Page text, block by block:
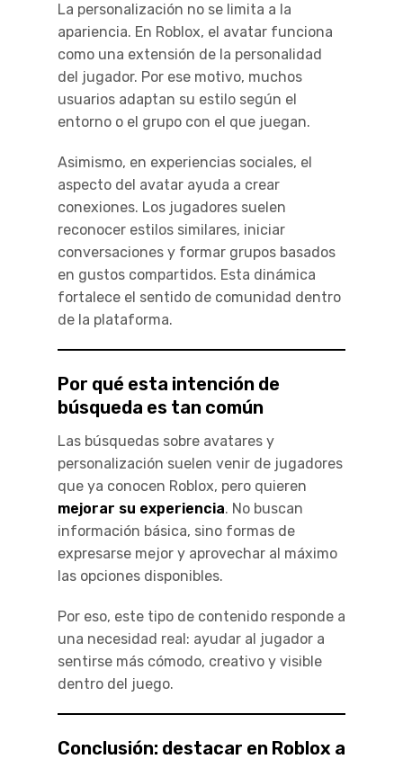
La personalización no se limita a la
apariencia. En Roblox, el avatar funciona
como una extensión de la personalidad
del jugador. Por ese motivo, muchos
usuarios adaptan su estilo según el
entorno o el grupo con el que juegan.
Asimismo, en experiencias sociales, el
aspecto del avatar ayuda a crear
conexiones. Los jugadores suelen
reconocer estilos similares, iniciar
conversaciones y formar grupos basados
en gustos compartidos. Esta dinámica
fortalece el sentido de comunidad dentro
de la plataforma.
Por qué esta intención de
búsqueda es tan común
Las búsquedas sobre avatares y
personalización suelen venir de jugadores
que ya conocen Roblox, pero quieren
mejorar su experiencia. No buscan
información básica, sino formas de
expresarse mejor y aprovechar al máximo
las opciones disponibles.
Por eso, este tipo de contenido responde a
una necesidad real: ayudar al jugador a
sentirse más cómodo, creativo y visible
dentro del juego.
Conclusión: destacar en Roblox a